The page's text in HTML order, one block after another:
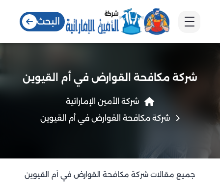
البحث
شركة مكافحة القوارض في أم القيوين
شركة الأمين الإماراتية
شركة مكافحة القوارض في أم القيوين
جميع مقالات شركة مكافحة القوارض في أم القيوين